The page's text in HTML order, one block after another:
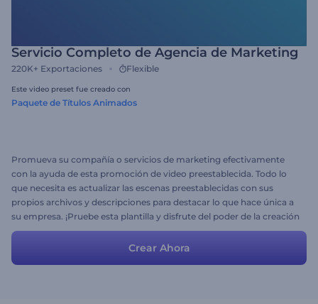
Servicio Completo de Agencia de Marketing
220K+ Exportaciones Flexible
Este video preset fue creado con
Paquete de Títulos Animados
Promueva su compañía o servicios de marketing efectivamente
con la ayuda de esta promoción de video preestablecida. Todo lo
que necesita es actualizar las escenas preestablecidas con sus
propios archivos y descripciones para destacar lo que hace única a
su empresa. ¡Pruebe esta plantilla y disfrute del poder de la creación
de video ahora mismo!
Crear Ahora